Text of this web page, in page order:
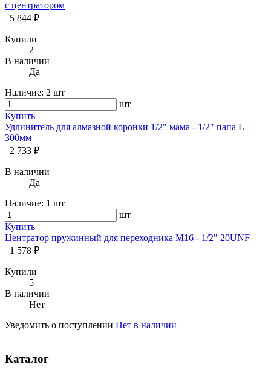
c центратором
5 844 ₽
Купили
2
В наличии
Да
Наличие: 2 шт
шт
Купить
Удлинитель для алмазной коронки 1/2" мама - 1/2" папа L
300мм
2 733 ₽
В наличии
Да
Наличие: 1 шт
шт
Купить
Центратор пружинный для переходника М16 - 1/2" 20UNF
1 578 ₽
Купили
5
В наличии
Нет
Уведомить о поступлении Нет в наличии
Каталог